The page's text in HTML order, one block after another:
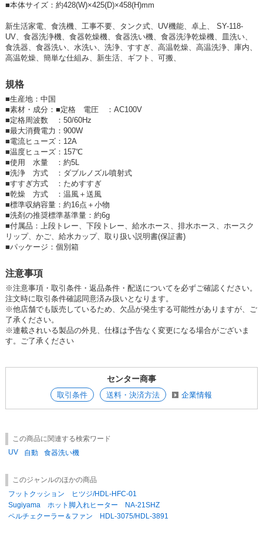
■本体サイズ：約428(W)×425(D)×458(H)mm
新生活家電、食洗機、工事不要、タンク式、UV機能、卓上、 SY-118-
UV、食器洗浄機、食器乾燥機、食器洗い機、食器洗浄乾燥機、皿洗い、
食洗器、食器洗い、水洗い、洗浄、すすぎ、高温乾燥、高温洗浄、庫内、
高温乾燥、簡単な仕組み、新生活、ギフト、可搬、
規格
■生産地：中国
■素材・成分：■定格 電圧 ：AC100V
■定格周波数 ：50/60Hz
■最大消費電力：900W
■電流ヒューズ：12A
■温度ヒューズ：157℃
■使用 水量 ：約5L
■洗浄 方式 ：ダブルノズル噴射式
■すすぎ方式 ：ためすすぎ
■乾燥 方式 ：温風＋送風
■標準収納容量：約16点＋小物
■洗剤の推奨標準基準量：約6g
■付属品：上段トレー、下段トレー、給水ホース、排水ホース、ホースク
リップ、かご、給水カップ、取り扱い説明書(保証書)
■パッケージ：個別箱
注意事項
※注意事項・取引条件・返品条件・配送についてを必ずご確認ください。
注文時に取引条件確認同意済み扱いとなります。
※他店舗でも販売しているため、欠品が発生する可能性がありますが、ご
了承ください。
※連載されいる製品の外見、仕様は予告なく変更になる場合がございま
す。ご了承ください
センター商事
取引条件 送料・決済方法 企業情報
この商品に関連する検索ワード
UV
自動 食器洗い機
このジャンルのほかの商品
フットクッション ヒツジ/HDL-HFC-01
Sugiyama ホット脚入れヒーター NA-21SHZ
ペルチェクーラー＆ファン HDL-3075/HDL-3891